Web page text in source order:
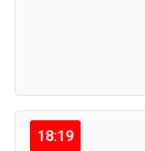
18:19